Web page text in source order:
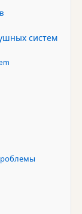
систем